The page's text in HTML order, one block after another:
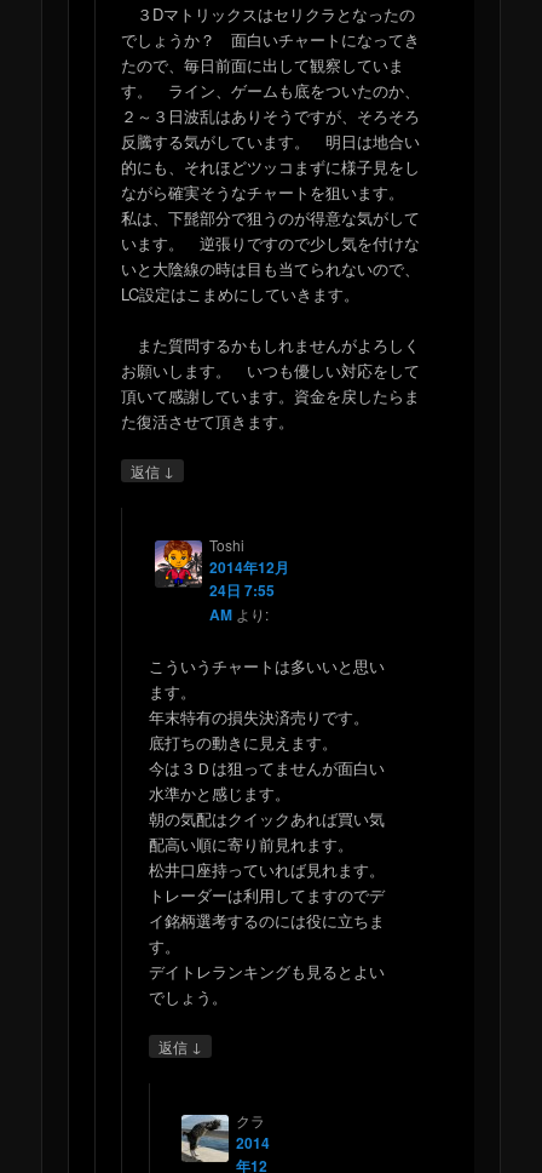
３Dマトリックスはセリクラとなったの
でしょうか？ 面白いチャートになってき
たので、毎日前面に出して観察していま
す。 ライン、ゲームも底をついたのか、
２～３日波乱はありそうですが、そろそろ
反騰する気がしています。 明日は地合い
的にも、それほどツッコまずに様子見をし
ながら確実そうなチャートを狙います。
私は、下髭部分で狙うのが得意な気がして
います。 逆張りですので少し気を付けな
いと大陰線の時は目も当てられないので、
LC設定はこまめにしていきます。
また質問するかもしれませんがよろしく
お願いします。 いつも優しい対応をして
頂いて感謝しています。資金を戻したらま
た復活させて頂きます。
返信 ↓
Toshi
2014年12月
24日 7:55
AM より:
こういうチャートは多いいと思い
ます。
年末特有の損失決済売りです。
底打ちの動きに見えます。
今は３Ｄは狙ってませんが面白い
水準かと感じます。
朝の気配はクイックあれば買い気
配高い順に寄り前見れます。
松井口座持っていれば見れます。
トレーダーは利用してますのでデ
イ銘柄選考するのには役に立ちま
す。
デイトレランキングも見るとよい
でしょう。
返信 ↓
クラ
2014
年12